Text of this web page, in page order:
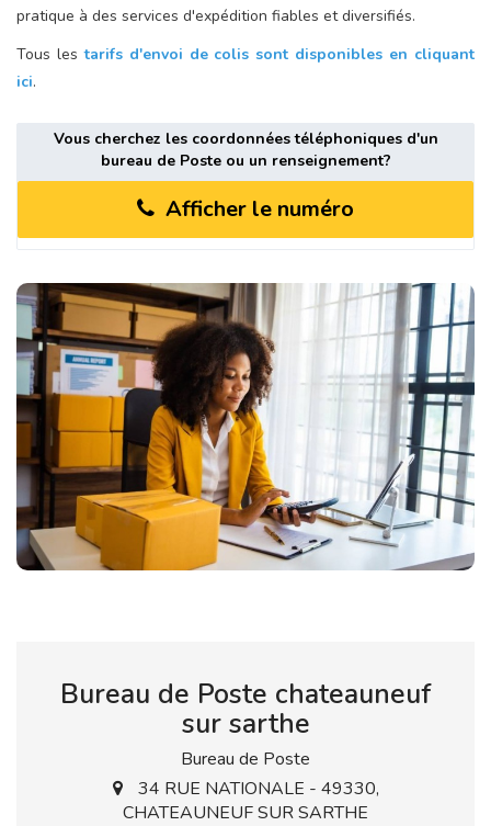
pratique à des services d'expédition fiables et diversifiés.
Tous lestarifs d'envoi de colis sont disponibles en cliquant
ici.
Vous cherchez les coordonnées téléphoniques d'un
bureau de Poste ou un renseignement?
Afficher le numéro
Bureau de Poste chateauneuf
sur sarthe
Bureau de Poste
34 RUE NATIONALE - 49330,
CHATEAUNEUF SUR SARTHE